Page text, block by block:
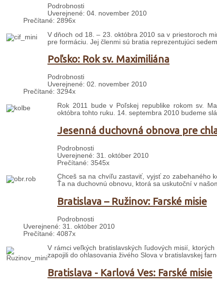
Podrobnosti
Uverejnené: 04. november 2010
Prečítané: 2896x
V dňoch od 18. – 23. októbra 2010 sa v priestoroch
pre formáciu. Jej členmi sú bratia reprezentujúci
Poľsko: Rok sv. Maximiliána
Podrobnosti
Uverejnené: 02. november 2010
Prečítané: 3294x
Rok 2011 bude v Poľskej republike rokom sv.
októbra tohto ruku. 14. septembra 2010 budeme
Jesenná duchovná obnova pre
Podrobnosti
Uverejnené: 31. október 2010
Prečítané: 3545x
Chceš sa na chvíľu zastaviť, vyjsť zo zabehaného
Ťa na duchovnú obnovu, ktorá sa uskutoční v
Bratislava – Ružinov: Farské misie
Podrobnosti
Uverejnené: 31. október 2010
Prečítané: 4087x
V rámci veľkých bratislavských ľudových misií,
zapojili do ohlasovania živého Slova v bratislavskej
Bratislava - Karlová Ves: Farské misie